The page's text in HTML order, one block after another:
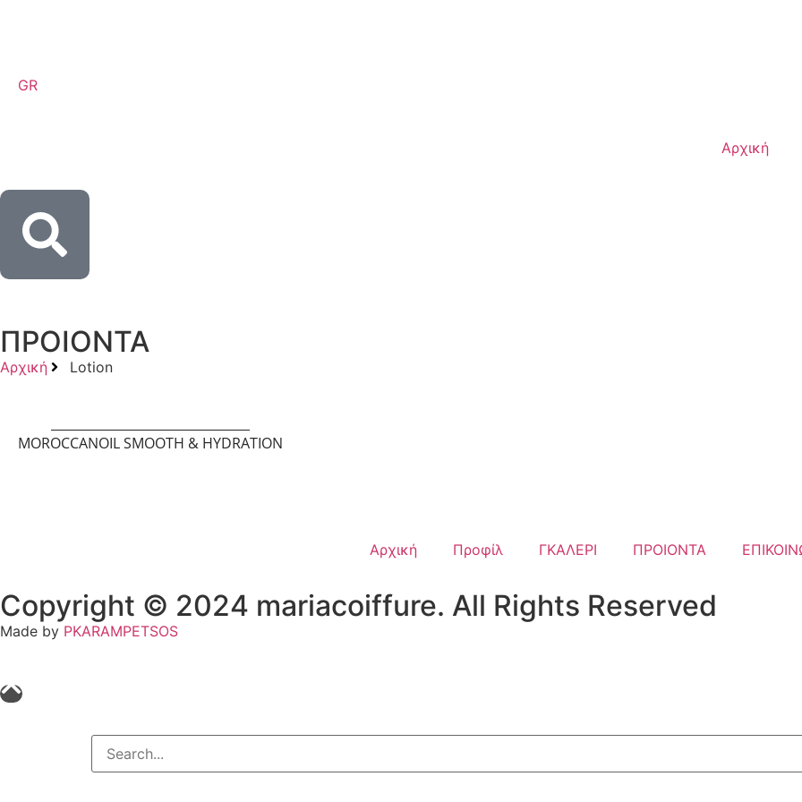
GR
Αρχική
ΠΡΟΙΟΝΤΑ
Αρχική Lotion
MOROCCANOIL SMOOTH & HYDRATION
Αρχική Προφίλ ΓΚΑΛΕΡΙ ΠΡΟΙΟΝΤΑ
Copyright © 2024 mariacoiffure. All Rights Reserved
Made by PKARAMPETSOS